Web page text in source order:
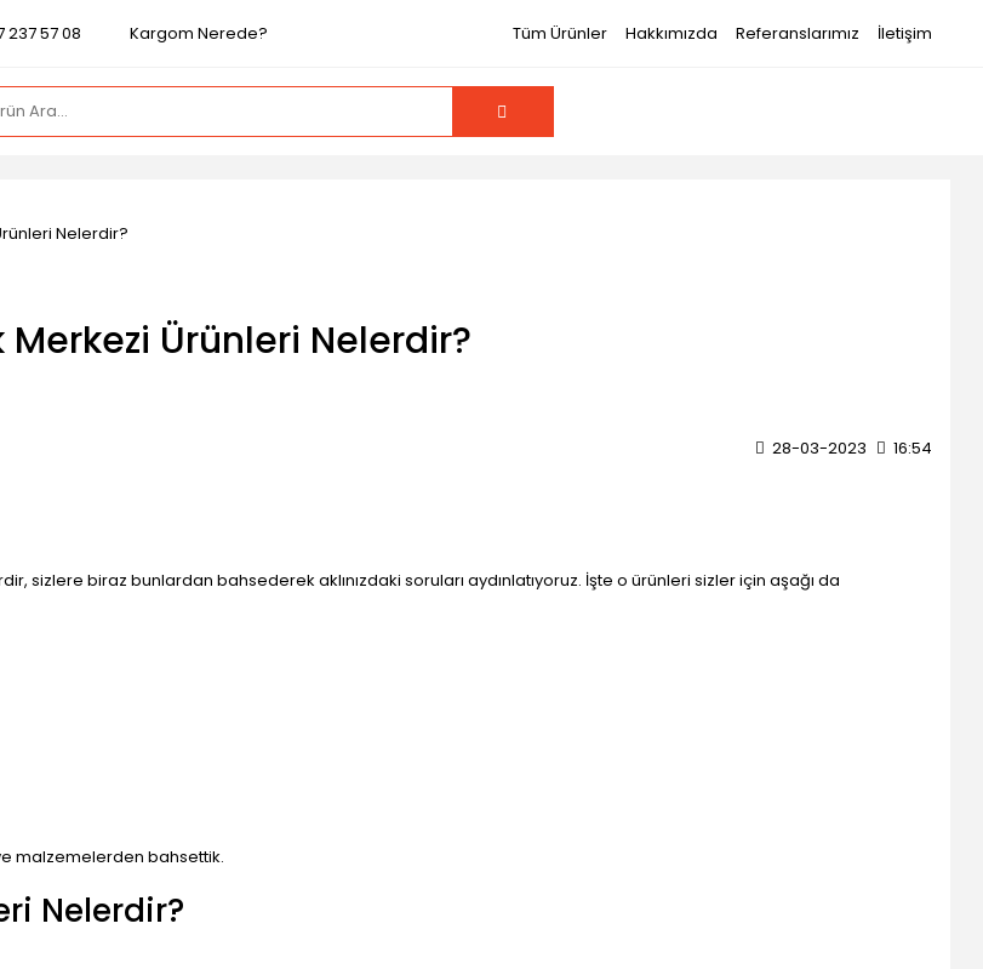
237 57 08 Kargom Nerede? Tüm Ürünler Hakkımızda Referanslarımız İletişim
Nelerdir?
Merkezi Ürünleri Nelerdir?
28-03-2023 16:54
sizlere biraz bunlardan bahsederek aklınızdaki soruları aydınlatıyoruz. İşte o ürünleri sizler için aşağı da
malzemelerden bahsettik.
Nelerdir?